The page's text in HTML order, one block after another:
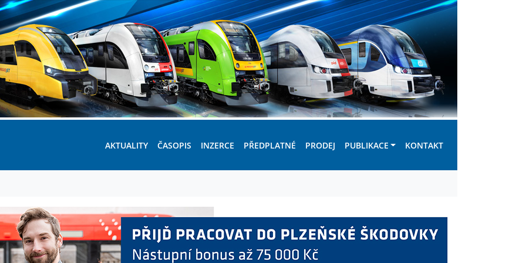
AKTUALITY ČASOPIS INZERCE PŘEDPLATNÉ PRODEJ PUBLIKACE KONTAKT